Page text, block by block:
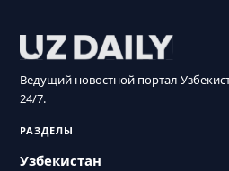
Ведущий новостной портал
24/7.
РАЗДЕЛЫ
Узбекистан